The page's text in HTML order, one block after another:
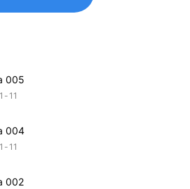
005
11
004
11
002